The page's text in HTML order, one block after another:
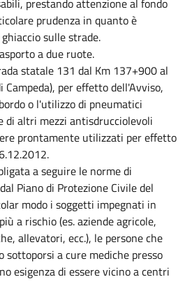
prestando attenzione al fondo
prudenza in quanto è
sulle strade.
a due ruote.
statale 131 dal Km 137+900 al
per effetto dell'Avviso,
o l'utilizzo di pneumatici
di altri mezzi antisdrucciolevoli
prontamente utilizzati per effetto
a seguire le norme di
Piano di Protezione Civile del
modo i soggetti impegnati in
a rischio (es. aziende agricole,
allevatori, ecc.), le persone che
sottoporsi a cure mediche presso
esigenza di essere vicino a centri